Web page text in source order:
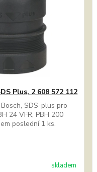
Plus, 2 608 572 112
SDS-plus pro
24 VFR, PBH 200
poslední 1 ks.
skladem